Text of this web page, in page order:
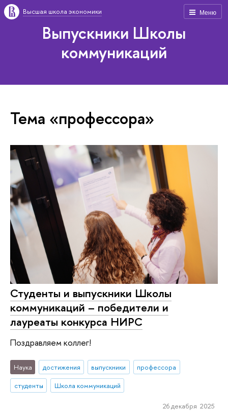
Меню
Высшая школа экономики
Выпускники Школы
коммуникаций
Тема «профессора»
Студенты и выпускники Школы
коммуникаций – победители и
лауреаты конкурса НИРС
Поздравляем коллег!
Наука достижения выпускники
профессора
студенты
Школа коммуникаций
26 декабря 2025